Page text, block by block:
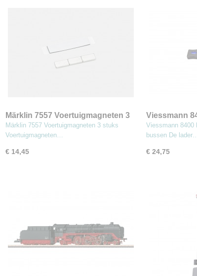
Märklin 7557 Voertuigmagneten 3
stuks
Märklin 7557 Voertuigmagneten 3 stuks
Voertuigmagneten…
€ 14,45
Viessmann
Viessmann 8400
bussen De
€ 24,75